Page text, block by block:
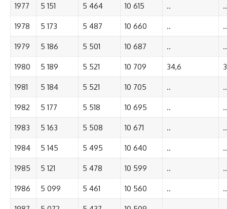
1977 5 151 5 464 10 615 .. ..
1978 5 173 5 487 10 660 .. ..
1979 5 186 5 501 10 687 .. ..
1980 5 189 5 521 10 709 34,6
1981 5 184 5 521 10 705 .. ..
1982 5 177 5 518 10 695 .. ..
1983 5 163 5 508 10 671 .. ..
1984 5 145 5 495 10 640 .. ..
1985 5 121 5 478 10 599 .. ..
1986 5 099 5 461 10 560 .. ..